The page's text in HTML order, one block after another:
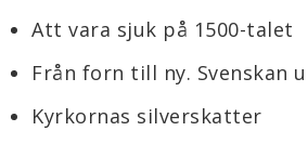
Att vara sjuk på 1500-talet
Från forn till ny. Svenskan
Kyrkornas silverskatter